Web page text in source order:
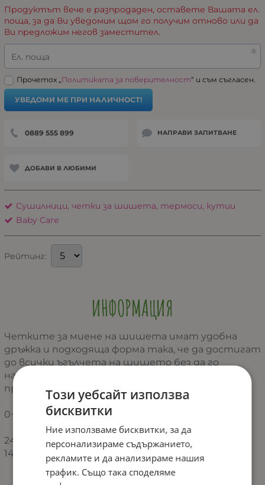
Продуктът вече е разпродаден, оставете Вашата ел.
поща, за да Ви уведомим щом го получим отново или да
Ви предложим негов заместител.
Ел. поща
Прочетох „Политиката за поверителност“ и съм съгласен.
УВЕДОМИ МЕ ПРИ НАЛИЧНОСТ!
0889 555 899 НАПРАВИ ЗАПИТВАНЕ
ДОБАВИ В ЛЮБИМИ
Сушилници, четки за шишета, термоси, кутии
Baby Care
Рейтинг:
ИНФОРМАЦИЯ
Четките за миене на шишета имат удобна
дръжка и подходяща форма така, че да достигат
до всички ъгълчета на шишето без да го
надраскват. Те се използват за почистване
преди стерилизация.
0+ месеца
24 броя в малък кашон
144 броя в голям кашон
Този уебсайт използва
бисквитки
Ние използваме бисквитки, за да
персонализираме съдържанието,
рекламите и да анализираме нашия
трафик. Също така споделяме